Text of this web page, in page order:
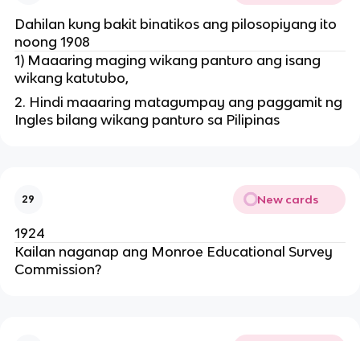
Dahilan kung bakit binatikos ang pilosopiyang ito
noong 1908
1) Maaaring maging wikang panturo ang isang
wikang katutubo,
2. Hindi maaaring matagumpay ang paggamit ng
Ingles bilang wikang panturo sa Pilipinas
29 New cards
1924
Kailan naganap ang Monroe Educational Survey
Commission?